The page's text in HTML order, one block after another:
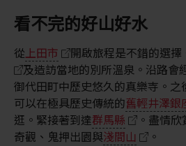
看不完的好山好水
從上田市 開啟旅程是不錯的選擇
及造訪當地的別所溫泉。沿路會
御代田町中歷史悠久的真樂寺。之
可以在極具歷史傳統的舊輕井澤銀
逛。緊接著到達群馬縣
。盡情欣
奇觀、鬼押出園與淺間山 。